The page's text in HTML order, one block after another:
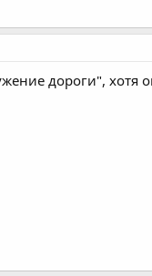
дороги", хотя